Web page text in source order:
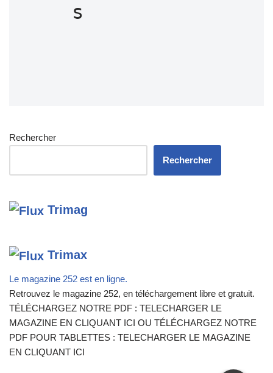
s
Rechercher
Rechercher
Trimag
Trimax
Le magazine 252 est en ligne.
Retrouvez le magazine 252, en téléchargement libre et gratuit.
TÉLÉCHARGEZ NOTRE PDF : TELECHARGER LE
MAGAZINE EN CLIQUANT ICI OU TÉLÉCHARGEZ NOTRE
PDF POUR TABLETTES : TELECHARGER LE MAGAZINE
EN CLIQUANT ICI